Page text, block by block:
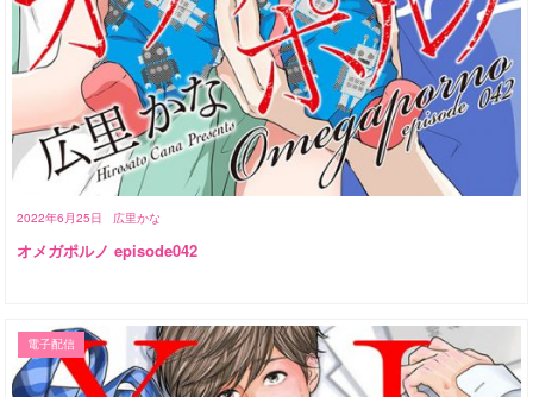
2022年6月25日 広里かな
オメガポルノ episode042
電子配信